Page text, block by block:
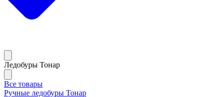
Ледобуры Тонар
Все товары
Ручные ледобуры Тонар